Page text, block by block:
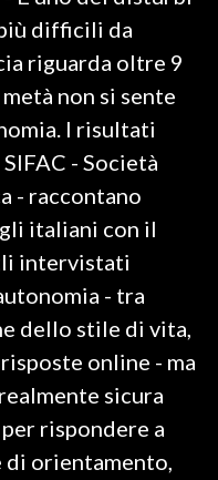
difficili da
riguarda oltre 9
non si sente
I risultati
- Società
- raccontano
italiani con il
intervistati
- tra
dello stile di vita,
online - ma
sicura
rispondere a
di orientamento,